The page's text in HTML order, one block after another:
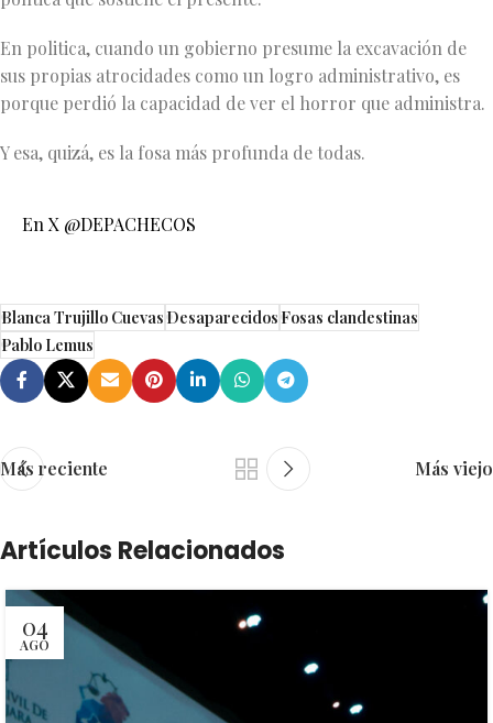
En politica, cuando un gobierno presume la excavación de
sus propias atrocidades como un logro administrativo, es
porque perdió la capacidad de ver el horror que administra.
Y esa, quizá, es la fosa más profunda de todas.
En X @DEPACHECOS
Blanca Trujillo CuevasDesaparecidosFosas clandestinas
Pablo Lemus
Más reciente Más viejo
Artículos Relacionados
04
AGO